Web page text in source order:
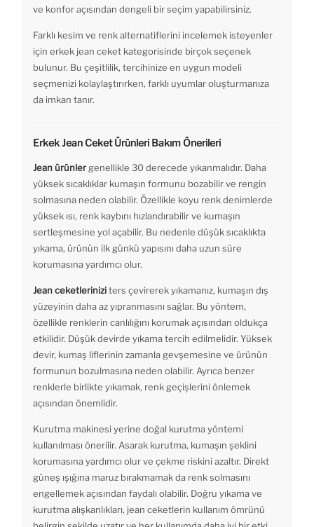
ve konfor açısından dengeli bir seçim yapabilirsiniz.
Farklı kesim ve renk alternatiflerini incelemek isteyenler
için erkek jean ceket kategorisinde birçok seçenek
bulunur. Bu çeşitlilik, tercihinize en uygun modeli
seçmenizi kolaylaştırırken, farklı uyumlar oluşturmanıza
da imkan tanır.
Erkek Jean Ceket Ürünleri Bakım Önerileri
Jean ürünlergenellikle 30 derecede yıkanmalıdır. Daha
yüksek sıcaklıklar kumaşın formunu bozabilir ve rengin
solmasına neden olabilir. Özellikle koyu renk denimlerde
yüksek ısı, renk kaybını hızlandırabilir ve kumaşın
sertleşmesine yol açabilir. Bu nedenle düşük sıcaklıkta
yıkama, ürünün ilk günkü yapısını daha uzun süre
korumasına yardımcı olur.
Jean ceketleriniziters çevirerek yıkamanız, kumaşın dış
yüzeyinin daha az yıpranmasını sağlar. Bu yöntem,
özellikle renklerin canlılığını korumak açısından oldukça
etkilidir. Düşük devirde yıkama tercih edilmelidir. Yüksek
devir, kumaş liflerinin zamanla gevşemesine ve ürünün
formunun bozulmasına neden olabilir. Ayrıca benzer
renklerle birlikte yıkamak, renk geçişlerini önlemek
açısından önemlidir.
Kurutma makinesi yerine doğal kurutma yöntemi
kullanılması önerilir. Asarak kurutma, kumaşın şeklini
korumasına yardımcı olur ve çekme riskini azaltır. Direkt
güneş ışığına maruz bırakmamak da renk solmasını
engellemek açısından faydalı olabilir. Doğru yıkama ve
kurutma alışkanlıkları, jean ceketlerin kullanım ömrünü